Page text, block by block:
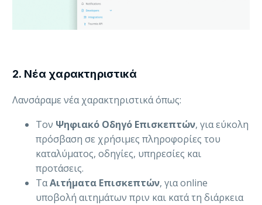
2. Νέα χαρακτηριστικά
Λανσάραμε νέα χαρακτηριστικά όπως:
Τον Ψηφιακό Οδηγό Επισκεπτών, για εύκολη
πρόσβαση σε χρήσιμες πληροφορίες του
καταλύματος, οδηγίες, υπηρεσίες και
προτάσεις.
ΤαΑιτήματα Επισκεπτών, για online
υποβολή αιτημάτων πριν και κατά τη διάρκεια